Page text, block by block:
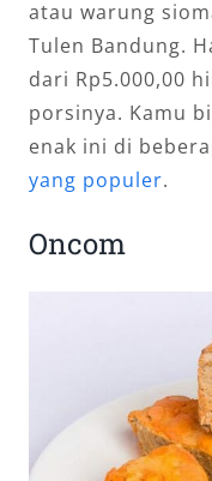
atau warung
Tulen Bandung.
dari Rp5.000,00
porsinya. Kamu
enak ini di
yang populer.
Oncom